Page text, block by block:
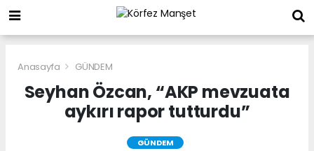
Anasayfa GÜNDEM
Seyhan Özcan, “AKP mevzuata
aykırı rapor tutturdu”
GÜNDEM